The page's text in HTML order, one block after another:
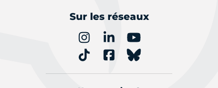
Sur les réseaux